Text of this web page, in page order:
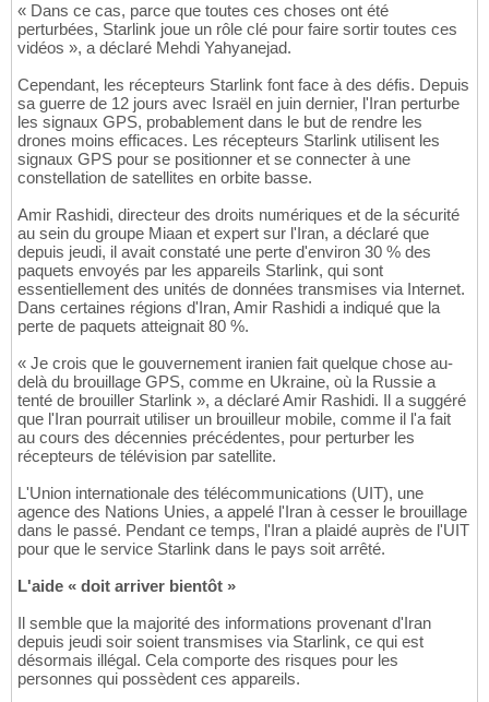
« Dans ce cas, parce que toutes ces choses ont été
perturbées, Starlink joue un rôle clé pour faire sortir toutes ces
vidéos », a déclaré Mehdi Yahyanejad.
Cependant, les récepteurs Starlink font face à des défis. Depuis
sa guerre de 12 jours avec Israël en juin dernier, l'Iran perturbe
les signaux GPS, probablement dans le but de rendre les
drones moins efficaces. Les récepteurs Starlink utilisent les
signaux GPS pour se positionner et se connecter à une
constellation de satellites en orbite basse.
Amir Rashidi, directeur des droits numériques et de la sécurité
au sein du groupe Miaan et expert sur l'Iran, a déclaré que
depuis jeudi, il avait constaté une perte d'environ 30 % des
paquets envoyés par les appareils Starlink, qui sont
essentiellement des unités de données transmises via Internet.
Dans certaines régions d'Iran, Amir Rashidi a indiqué que la
perte de paquets atteignait 80 %.
« Je crois que le gouvernement iranien fait quelque chose au-
delà du brouillage GPS, comme en Ukraine, où la Russie a
tenté de brouiller Starlink », a déclaré Amir Rashidi. Il a suggéré
que l'Iran pourrait utiliser un brouilleur mobile, comme il l'a fait
au cours des décennies précédentes, pour perturber les
récepteurs de télévision par satellite.
L'Union internationale des télécommunications (UIT), une
agence des Nations Unies, a appelé l'Iran à cesser le brouillage
dans le passé. Pendant ce temps, l'Iran a plaidé auprès de l'UIT
pour que le service Starlink dans le pays soit arrêté.
L'aide « doit arriver bientôt »
Il semble que la majorité des informations provenant d'Iran
depuis jeudi soir soient transmises via Starlink, ce qui est
désormais illégal. Cela comporte des risques pour les
personnes qui possèdent ces appareils.